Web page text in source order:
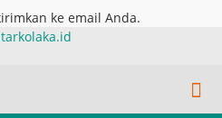
ke email Anda.